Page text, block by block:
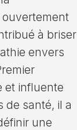
ouvertement
à briser
envers
et influente
de santé, il a
une